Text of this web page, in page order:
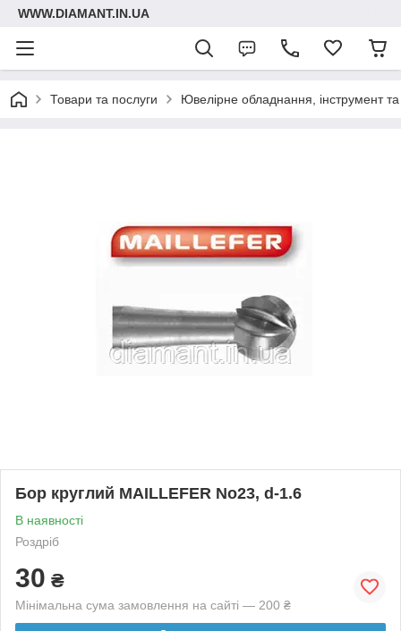
WWW.DIAMANT.IN.UA
Товари та послуги Ювелірне обладнання, інструмент та
Бор круглий MAILLEFER No23, d-1.6
В наявності
Роздріб
30 ₴
Мінімальна сума замовлення на сайті — 200 ₴